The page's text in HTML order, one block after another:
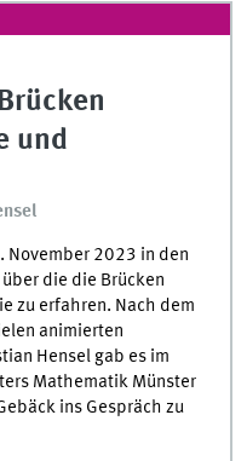
und
November 2023 in den
die die Brücken
zu erfahren. Nach dem
animierten
Hensel gab es im
Mathematik Münster
ins Gespräch zu